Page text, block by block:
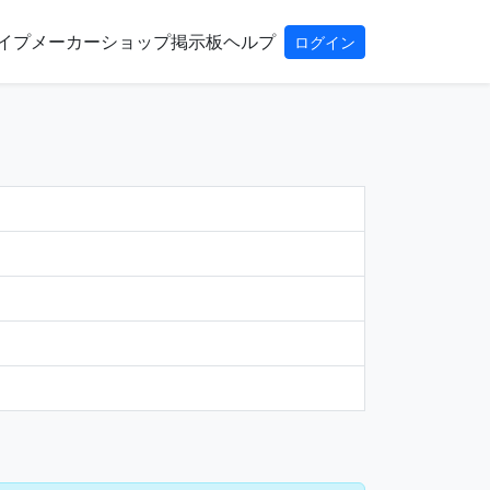
プメーカーショップ掲示板ヘルプ ログイン